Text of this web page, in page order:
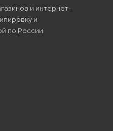
и интернет-
и
по России.